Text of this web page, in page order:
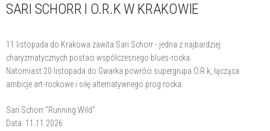
SARI SCHORR I O.R.K W KRAKOWIE
11 listopada do Krakowa zawita Sari Schorr - jedna z najbardziej
charyzmatycznych postaci współczesnego blues-rocka.
Natomiast 20 listopada do Gwarka powróci supergrupa O.R.k, łącząca
ambicje art-rockowe i siłę alternatywnego prog rocka.
Sari Schorr "Running Wild"
Data: 11.11.2026